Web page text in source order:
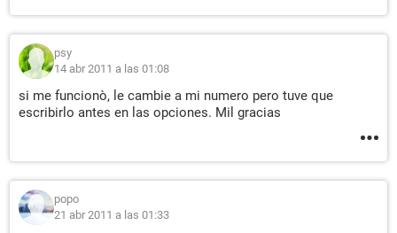
psy
14 abr 2011 a las 01:08
si me funcionò, le cambie a mi numero pero tuve que
escribirlo antes en las opciones. Mil gracias
popo
21 abr 2011 a las 01:33